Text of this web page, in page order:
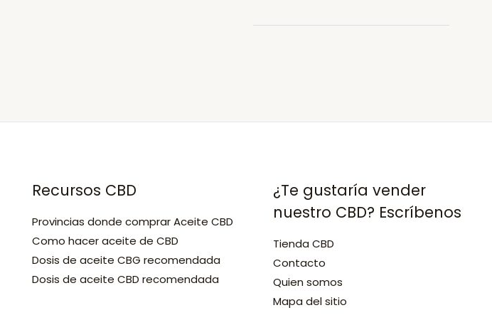
en
Recursos CBD
Provincias donde comprar Aceite CBD
Como hacer aceite de CBD
Dosis de aceite CBG recomendada
Dosis de aceite CBD recomendada
¿Te gustaría vender
nuestro CBD? Escríbenos
Tienda CBD
Contacto
Quien somos
Mapa del sitio